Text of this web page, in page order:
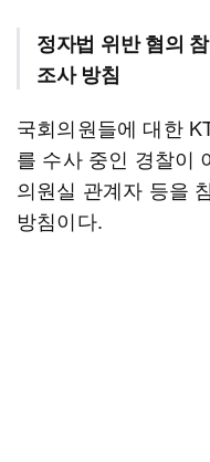
정자법 위반 혐의
조사 방침
국회의원들에 대한
를 수사 중인 경찰이
의원실 관계자 등을
방침이다.